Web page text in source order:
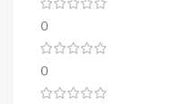
0
0